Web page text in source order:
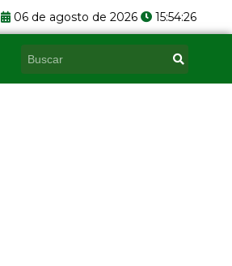
06 de agosto de 2026 15:54:27